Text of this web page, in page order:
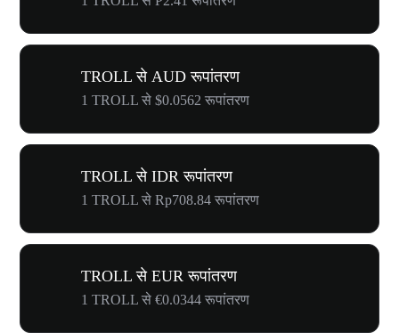
TROLL से AUD रूपांतरण
1 TROLL से $0.0562 रूपांतरण
TROLL से IDR रूपांतरण
1 TROLL से Rp708.84 रूपांतरण
TROLL से EUR रूपांतरण
1 TROLL से €0.0344 रूपांतरण